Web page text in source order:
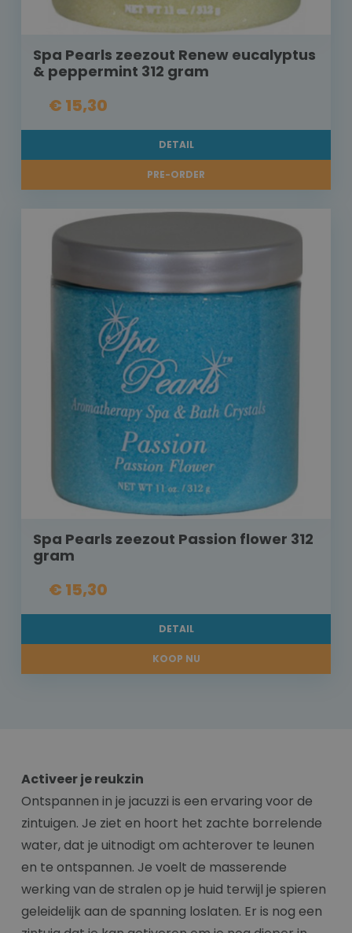
Spa Pearls zeezout Renew eucalyptus
& peppermint 312 gram
€ 15,30
DETAIL
PRE-ORDER
Spa Pearls zeezout Passion flower 312
gram
€ 15,30
DETAIL
KOOP NU
Activeer je reukzin
Ontspannen in je jacuzzi is een ervaring voor de
zintuigen. Je ziet en hoort het zachte borrelende
water, dat je uitnodigt om achterover te leunen
en te ontspannen. Je voelt de masserende
werking van de stralen op je huid terwijl je spieren
geleidelijk aan de spanning loslaten. Er is nog een